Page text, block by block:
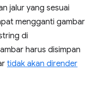
jalur yang sesuai
mengganti gambar
di
harus disimpan
tidak akan dirender